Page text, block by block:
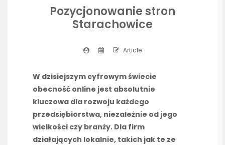
Pozycjonowanie stron
Starachowice
Article
W dzisiejszym cyfrowym świecie
obecność online jest absolutnie
kluczowa dla rozwoju każdego
przedsiębiorstwa, niezależnie od jego
wielkości czy branży. Dla firm
działających lokalnie, takich jak te ze